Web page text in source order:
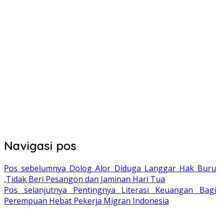
Navigasi pos
Pos sebelumnya Dolog Alor Diduga Langgar Hak Buru
,Tidak Beri Pesangon dan Jaminan Hari Tua
Pos selanjutnya Pentingnya Literasi Keuangan Bagi
Perempuan Hebat Pekerja Migran Indonesia